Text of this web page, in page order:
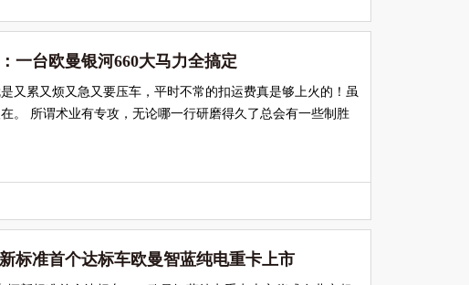
一台欧曼银河660大马力全搞定
又累又烦又急又要压车，平时不常的扣运费真是够上火的！虽
。 所谓术业有专攻，无论哪一行研磨得久了总会有一些制胜
标准首个达标车欧曼智蓝纯电重卡上市